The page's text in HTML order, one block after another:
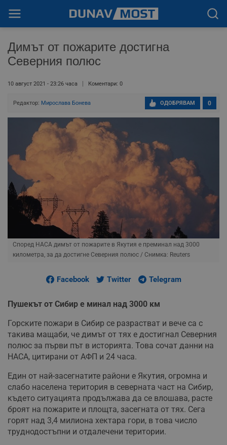
Димът от пожарите достигна
Северния полюс
10 август 2021 - 23:26 часа Коментари: 0
Редактор: Мирослава Бонева 0
ОДОБРЯВАМ
Според НАСА димът от пожарите в Якутия е преминал над 3000
километра, за да достигне Северния полюс / Снимка: Reuters
Facebook Twitter Telegram
Пушекът от Сибир е минал над 3000 км
Горските пожари в Сибир се разрастват и вече са с
такива мащаби, че димът от тях е достигнал Северния
полюс за първи път в историята. Това сочат данни на
НАСА, цитирани от АФП и 24 часа.
Един от най-засегнатите райони е Якутия, огромна и
слабо населена територия в северната част на Сибир,
където ситуацията продължава да се влошава, расте
броят на пожарите и площта, засегната от тях. Сега
горят над 3,4 милиона хектара гори, в това число
труднодостъпни и отдалечени територии.